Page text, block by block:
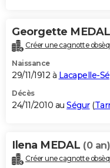
Georgette MEDAL
Créer une cagnotte
Naissance
29/11/1912 à Lacapelle-
Décès
24/11/2010 au Ségur(
Ilena MEDAL (0 an)
Créer une cagnotte